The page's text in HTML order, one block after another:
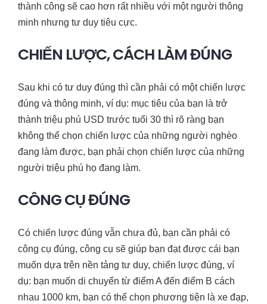
thành công sẽ cao hơn rất nhiều với một người thông
minh nhưng tư duy tiêu cực.
CHIẾN LƯỢC, CÁCH LÀM ĐÚNG
Sau khi có tư duy đúng thì cần phải có một chiến lược
đúng và thông minh, ví dụ: mục tiêu của bạn là trở
thành triệu phú USD trước tuổi 30 thì rõ ràng bạn
không thể chọn chiến lược của những người nghèo
đang làm được, bạn phải chọn chiến lược của những
người triệu phú họ đang làm.
CÔNG CỤ ĐÚNG
Có chiến lược đúng vẫn chưa đủ, bạn cần phải có
công cụ đúng, công cụ sẽ giúp bạn đạt được cái bạn
muốn dựa trên nền tảng tư duy, chiến lược đúng, ví
dụ: bạn muốn di chuyển từ điểm A đến điểm B cách
nhau 1000 km, bạn có thể chọn phương tiện là xe đạp,